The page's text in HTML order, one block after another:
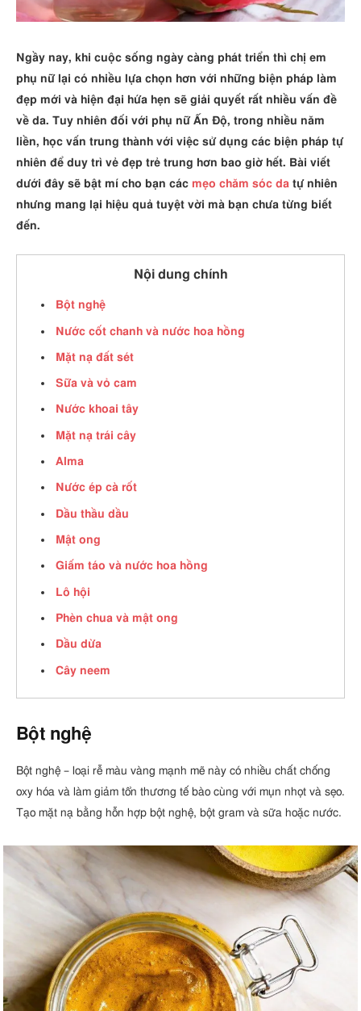
Ngầy nay, khi cuộc sống ngày càng phát triển thì chị em
phụ nữ lại có nhiều lựa chọn hơn với những biện pháp làm
đẹp mới và hiện đại hứa hẹn sẽ giải quyết rất nhiều vấn đề
về da. Tuy nhiên đối với phụ nữ Ấn Độ, trong nhiều năm
liền, học vấn trung thành với việc sử dụng các biện pháp tự
nhiên để duy trì vẻ đẹp trẻ trung hơn bao giờ hết. Bài viết
dưới đây sẽ bật mí cho bạn các mẹo chăm sóc da tự nhiên
nhưng mang lại hiệu quả tuyệt vời mà bạn chưa từng biết
đến.
Nội dung chính
Bột nghệ
Nước cốt chanh và nước hoa hồng
Mặt nạ đất sét
Sữa và vỏ cam
Nước khoai tây
Mặt nạ trái cây
Alma
Nước ép cà rốt
Dầu thầu dầu
Mật ong
Giấm táo và nước hoa hồng
Lô hội
Phèn chua và mật ong
Dầu dừa
Cây neem
Bột nghệ
Bột nghệ – loại rễ màu vàng mạnh mẽ này có nhiều chất chống
oxy hóa và làm giảm tổn thương tế bào cùng với mụn nhọt và sẹo.
Tạo mặt nạ bằng hỗn hợp bột nghệ, bột gram và sữa hoặc nước.